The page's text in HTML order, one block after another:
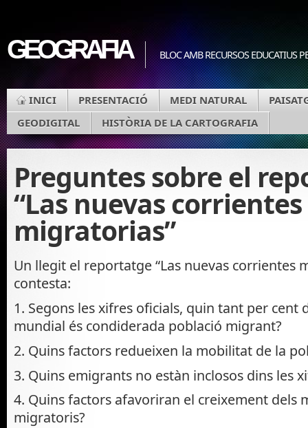
GEOGRAFIA BLOC AMB RECURSOS EDUCATIUS
INICI PRESENTACIÓ MEDI NATURAL
GEODIGITAL
HISTÒRIA DE LA CARTOGRAFIA
Preguntes sobre el
“Las nuevas corrientes
migratorias”
Un llegit el reportatge “Las nuevas corrientes
contesta:
1. Segons les xifres oficials, quin tant per cent
mundial és condiderada població migrant?
2. Quins factors redueixen la mobilitat de la
3. Quins emigrants no estàn inclosos dins les
4. Quins factors afavoriran el creixement dels
migratoris?